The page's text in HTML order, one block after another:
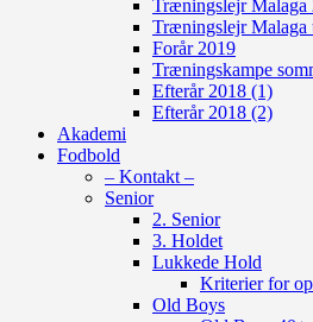
Træningslejr Malaga
Træningslejr Malaga
Forår 2019
Træningskampe
Efterår 2018 (1)
Efterår 2018 (2)
Akademi
Fodbold
– Kontakt –
Senior
2. Senior
3. Holdet
Lukkede Hold
Kriterier for
Old Boys